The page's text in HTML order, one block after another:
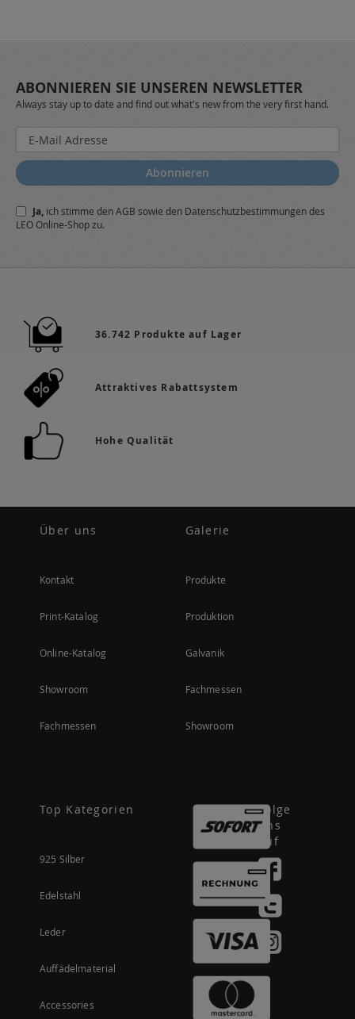
ABONNIEREN SIE UNSEREN NEWSLETTER
Always stay up to date and find out what's new from the very first hand.
Melden
Sie
sich
für
Newsletter
a:
Abonnieren
Ja, ich stimme denAGB sowie den Datenschutzbestimmungendes
LEO Online-Shop zu.
36.742 Produkte auf Lager
Attraktives Rabattsystem
Hohe Qualität
Über uns
Kontakt
Print-Katalog
Online-Katalog
Showroom
Fachmessen
Galerie
Produkte
Produktion
Galvanik
Fachmessen
Showroom
Top Kategorien
925 Silber
Edelstahl
Leder
Auffädelmaterial
Accessories
Folge
uns
auf